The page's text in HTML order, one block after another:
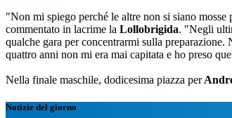
"Non mi spiego perché le altre non si siano
commentato in lacrime la Lollobrigida. "Negli
qualche gara per concentrarmi sulla
quattro anni non mi era mai capitata e ho preso
Nella finale maschile, dodicesima piazza per
Notizie del giorno